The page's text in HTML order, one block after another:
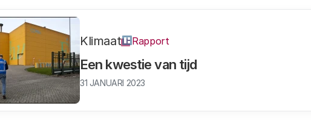
Een kwestie van tijd
Klimaat Rapport
31 JANUARI 2023